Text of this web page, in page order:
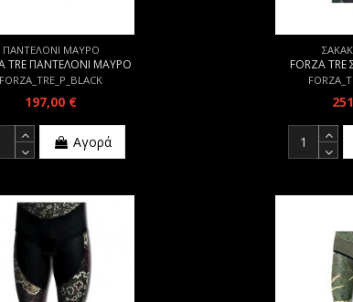
ΠΑΝΤΕΛΟΝΙ ΜΑΥΡΟ
TRE ΠΑΝΤΕΛΟΝΙ ΜΑΥΡΟ
FORZA_TRE_P_BLACK
197,00 €
Αγορά
FORZA